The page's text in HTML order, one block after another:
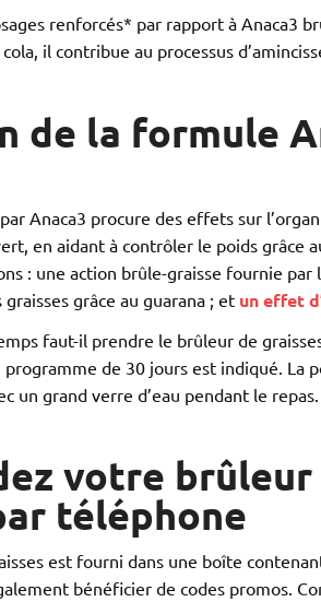
renforcés* par rapport à Anaca3
il contribue au processus
de la formule
Anaca3 procure des effets sur
en aidant à contrôler le poids grâce
: une action brûle-graisse fournie
grâce au guarana ; et un effet
faut-il prendre le brûleur de
programme de 30 jours est indiqué. La
un grand verre d’eau pendant le repas.
votre brûleur
téléphone
est fourni dans une boîte
bénéficier de codes promos.